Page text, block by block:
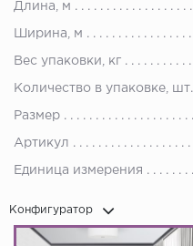
Длина, м
Ширина, м
Вес упаковки, кг
Количество в упаковке, шт.
Размер
Артикул
Единица измерения
Конфигуратор